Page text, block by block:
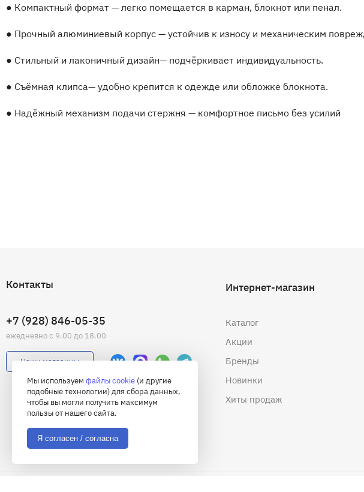
● Компактный формат — легко помещается в карман, блокнот или пенал.
● Прочный алюминиевый корпус — устойчив к износу и механическим
● Стильный и лаконичный дизайн— подчёркивает индивидуальность.
● Съёмная клипса— удобно крепится к одежде или обложке блокнота.
● Надёжный механизм подачи стержня — комфортное письмо без усилий
Контакты
+7 (928) 846-05-35
ежедневно с 9.00 до 18.00
Наши магазины
Интернет-магазин
Каталог
Акции
Бренды
Новинки
Хиты продаж
Мы используем файлы cookie (и другие
подобные технологии) для сбора данных,
чтобы вы могли получить максимум
пользы от нашего сайта.
Я согласен / согласна